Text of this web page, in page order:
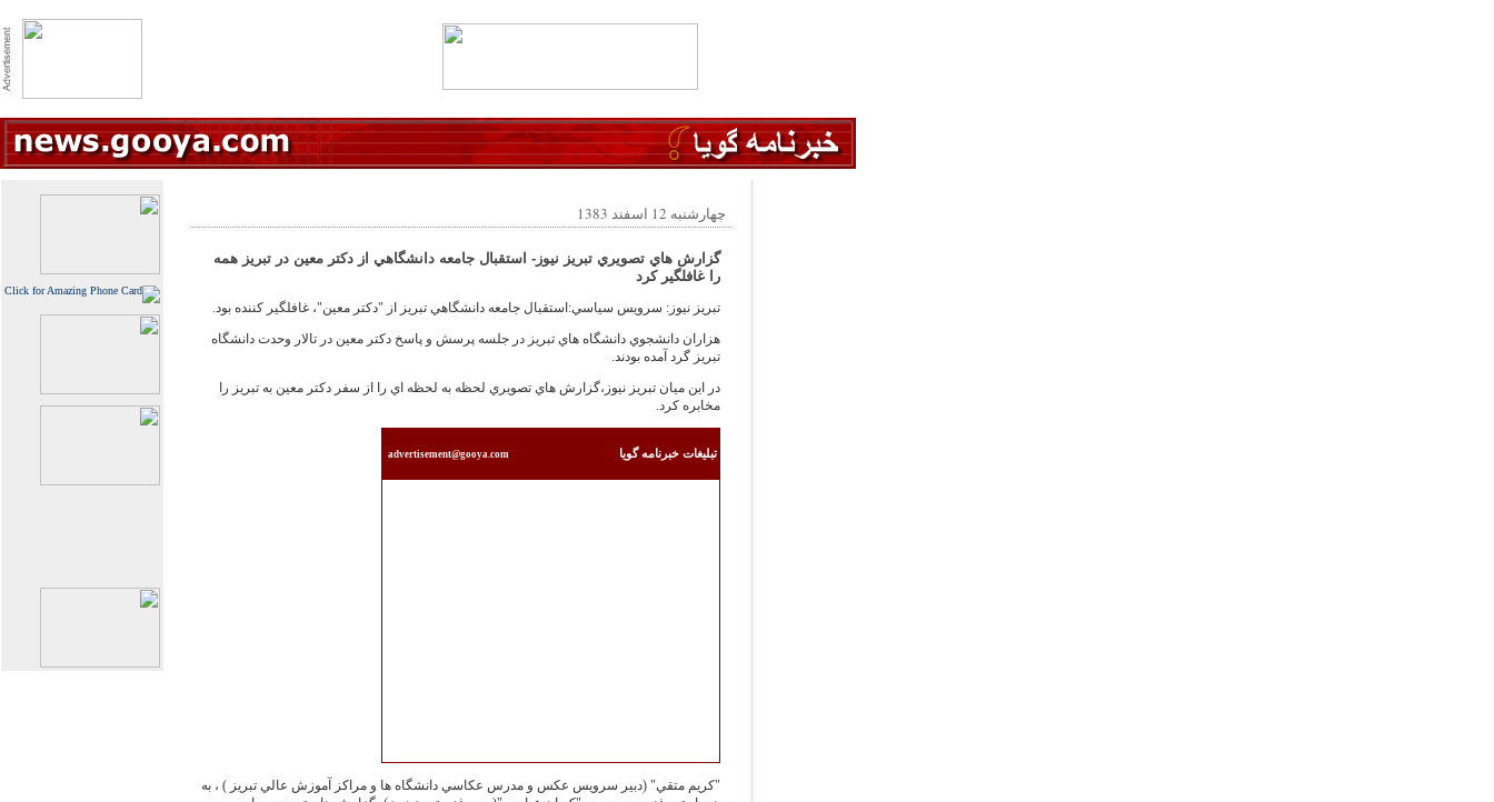
چهارشنبه 12 اسفند 1383
گزارش هاي تصويري تبريز نيوز- استقبال جامعه دانشگاهي از دکتر معين در تبريز همه
را غافلگير کرد
تبريز نيوز: سرويس سياسي:استقبال جامعه دانشگاهي تبريز از "دکتر معين"، غافلگير کننده بود.
هزاران دانشجوي دانشگاه هاي تبريز در جلسه پرسش و پاسخ دکتر معين در تالار وحدت دانشگاه
تبريز گرد آمده بودند.
در اين ميان تبريز نيوز،گزارش هاي تصويري لحظه به لحظه اي را از سفر دکتر معين به تبريز را
مخابره کرد.
تبليغات خبرنامه گويا advertisement@gooya.com
"کريم متقي" (دبير سرويس عکس و مدرس عکاسي دانشگاه ها و مراکز آموزش عالي تبريز ) ، به